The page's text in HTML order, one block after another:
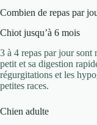
Combien de repas par
Chiot jusqu’à 6 mois
3 à 4 repas par jour sont
petit et sa digestion
régurgitations et les
petites races.
Chien adulte